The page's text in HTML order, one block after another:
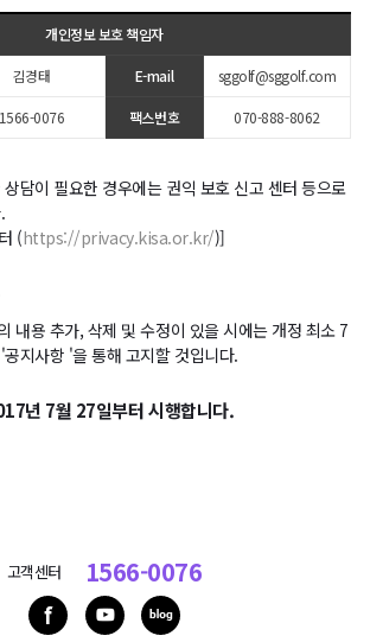
개인정보 보호 책임자
김경태 E-mail sggolf@sggolf.com
1566-0076 팩스번호 070-888-8062
담이 필요한 경우에는 권익 보호 신고 센터 등으로
(https://privacy.kisa.or.kr/)]
내용 추가, 삭제 및 수정이 있을 시에는 개정 최소 7
지사항 '을 통해 고지할 것입니다.
년 7월 27일부터 시행합니다.
고객센터 1566-0076